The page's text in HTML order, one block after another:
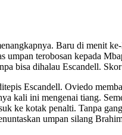
Baru di menit
terobosan kepada
bisa dihalau Escandell.
Escandell. Oviedo
kali ini mengenai tiang.
ke kotak penalti. Tanpa
umpan silang